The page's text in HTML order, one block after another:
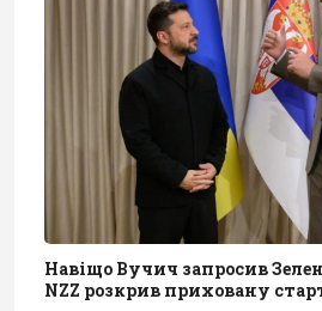
Навіщо Вучич запросив
NZZ розкрив приховану